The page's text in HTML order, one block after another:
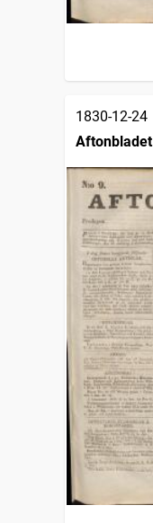
1830-12-24
Aftonbladet